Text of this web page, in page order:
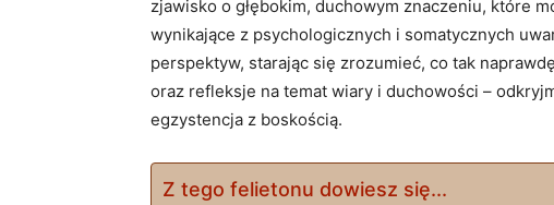
zjawisko o głębokim, duchowym znaczeniu, które
wynikające z psychologicznych i somatycznych
perspektyw, starając się zrozumieć, co tak
oraz refleksje na temat wiary i duchowości –
egzystencja z boskością.
Z tego felietonu dowiesz się...